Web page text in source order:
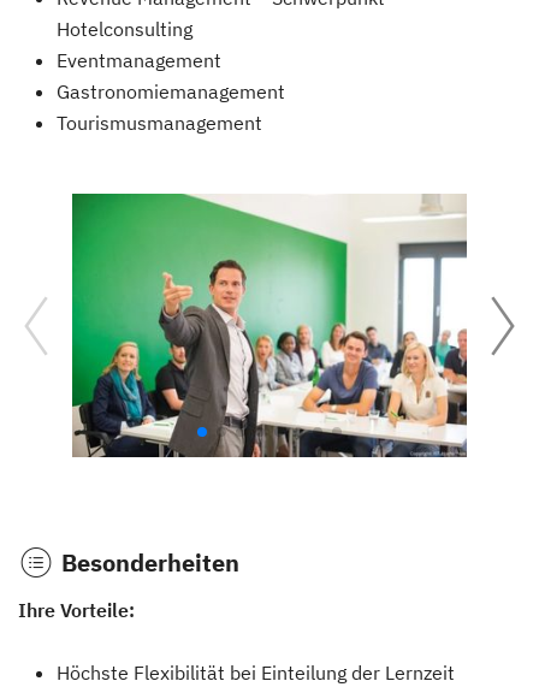
Hotelconsulting
Eventmanagement
Gastronomiemanagement
Tourismusmanagement
Besonderheiten
Ihre Vorteile:
Höchste Flexibilität bei Einteilung der Lernzeit